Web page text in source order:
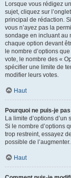
Lorsque vous rédigez
sujet, cliquez sur
principal de rédaction.
vous n’ayez pas la
sondage en incluant au
chaque option devant
le nombre d’options
vote, le nombre des «
spécifier une limite de
modifier leurs votes.
Haut
Pourquoi ne puis-je
La limite d’options
Si le nombre d’options
trop restreint, essayez
possible de l’augmenter.
Haut